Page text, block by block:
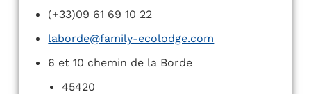
(+33)09 61 69 10 22
laborde@family-ecolodge.com
6 et 10 chemin de la Borde
45420